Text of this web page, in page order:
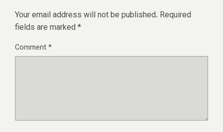
Your email address will not be published. Required
fields are marked *
Comment*